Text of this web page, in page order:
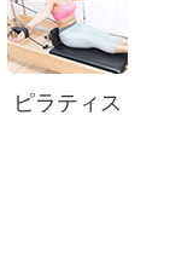
ピラティス